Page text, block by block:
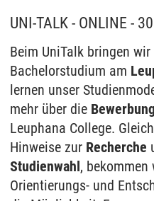
UNI-TALK - ONLINE -
Beim UniTalk bringen
Bachelorstudium am
lernen unser
mehr über die Bewerbung
Leuphana College.
Hinweise zur Recherche
Studienwahl,
Orientierungs- und